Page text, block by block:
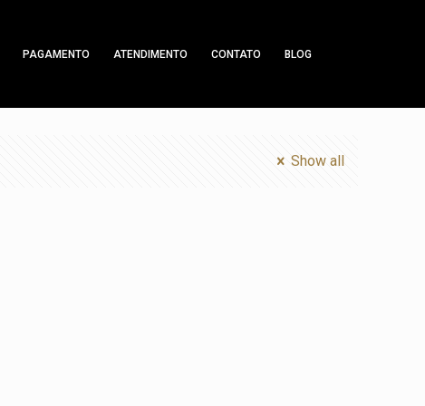
PAGAMENTO ATENDIMENTO CONTATO BLOG
Show all